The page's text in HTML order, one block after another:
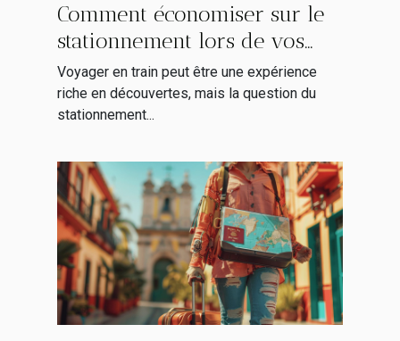
Comment économiser sur le
stationnement lors de vos
voyages en train
Voyager en train peut être une expérience
riche en découvertes, mais la question du
stationnement...